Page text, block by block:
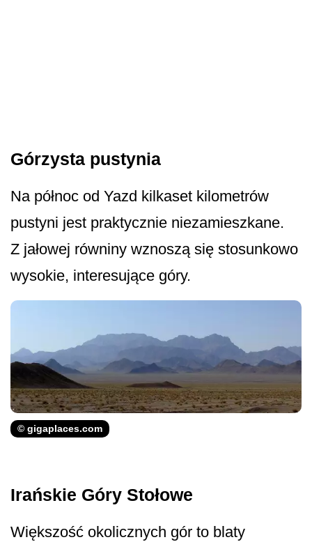
Górzysta pustynia
Na północ od Yazd kilkaset kilometrów
pustyni jest praktycznie niezamieszkane.
Z jałowej równiny wznoszą się stosunkowo
wysokie, interesujące góry.
© gigaplaces.com
Irańskie Góry Stołowe
Większość okolicznych gór to blaty